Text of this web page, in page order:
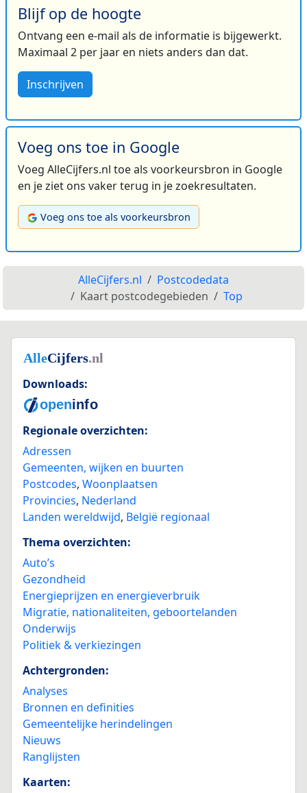
Blijf op de hoogte
Ontvang een e-mail als de informatie is bijgewerkt.
Maximaal 2 per jaar en niets anders dan dat.
Inschrijven
Voeg ons toe in Google
Voeg AlleCijfers.nl toe als voorkeursbron in Google
en je ziet ons vaker terug in je zoekresultaten.
Voeg ons toe als voorkeursbron
AlleCijfers.nl
Postcodedata
Kaart postcodegebieden
Top
Downloads:
Regionale overzichten:
Adressen
Gemeenten, wijken en buurten
Postcodes, Woonplaatsen
Provincies, Nederland
Landen wereldwijd, België regionaal
Thema overzichten:
Auto’s
Gezondheid
Energieprijzen en energieverbruik
Migratie, nationaliteiten, geboortelanden
Onderwijs
Politiek & verkiezingen
Achtergronden:
Analyses
Bronnen en definities
Gemeentelijke herindelingen
Nieuws
Ranglijsten
Kaarten: